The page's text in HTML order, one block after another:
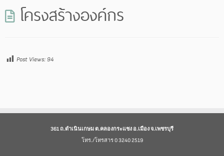
โครงสร้างองค์กร
Post Views: 94
361 ถ.ดำเนินเกษม ต.คลองกระแชง อ.เมือง จ.เพชรบุรี
โทร./โทรสาร 0 3240 2519